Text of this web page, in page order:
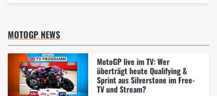
MOTOGP NEWS
MotoGP live im TV: Wer
überträgt heute Qualifying &
Sprint aus Silverstone im Free-
TV und Stream?